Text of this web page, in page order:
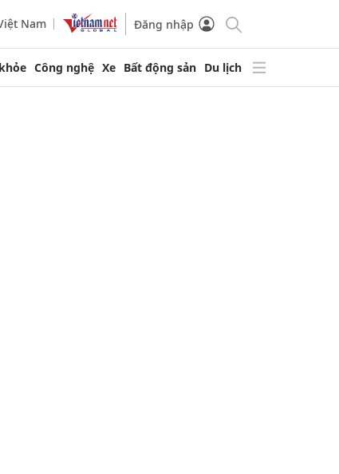
Nam Đăng nhập
Công nghệ Xe Bất động sản Du lịch